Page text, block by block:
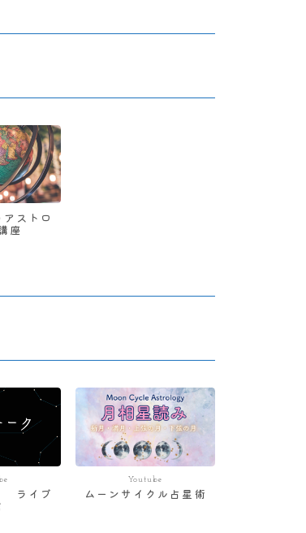
ストロ
座
ライブ
Youtube
ムーンサイクル占星術